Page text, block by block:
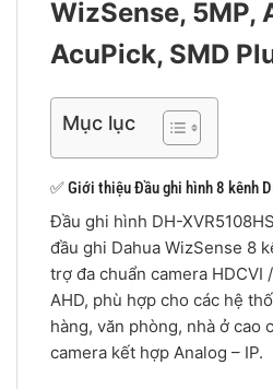
WizSense, 5MP,
AcuPick, SMD
Mục lục
✅ Giới thiệu Đầu ghi hình 8 kênh
Đầu ghi hình DH-
đầu ghi Dahua WizSense 8
trợ đa chuẩn camera HDCVI
AHD, phù hợp cho các hệ
hàng, văn phòng, nhà ở cao
camera kết hợp Analog – IP.